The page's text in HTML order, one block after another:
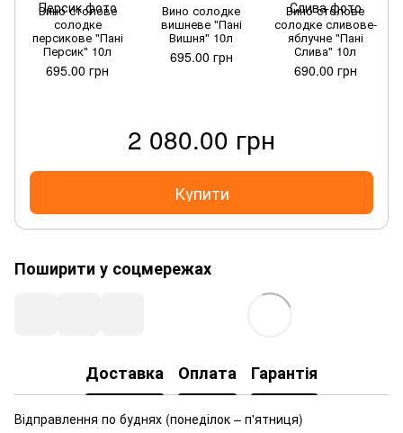
Вино столове
солодке
персикове "Пані
Персик" 10л
695.00 грн
Вино солодке
вишневе "Пані
Вишня" 10л
695.00 грн
Вино столове
солодке сливове-
яблучне "Пані
Слива" 10л
690.00 грн
2 080.00 грн
Купити
Поширити у соцмережах
Доставка Оплата Гарантія
Відправлення по буднях (понеділок – п'ятниця)